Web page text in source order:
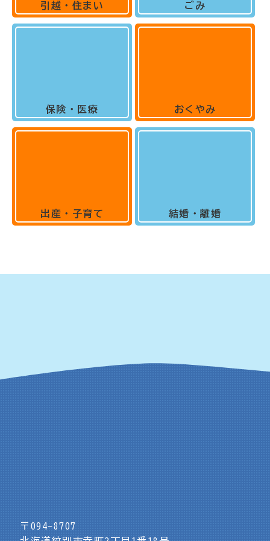
引越・住まい
保険・医療
出産・子育て
ごみ
おくやみ
結婚・離婚
〒094-8707